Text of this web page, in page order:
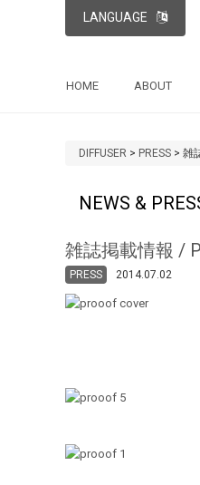
LANGUAGE
HOME ABOUT
DIFFUSER > PRESS > 雑
NEWS &
雑誌掲載情報 /
PRESS 2014.07.02